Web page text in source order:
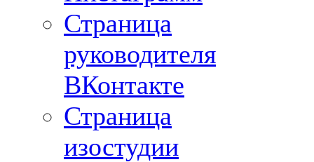
Страница
руководителя
ВКонтакте
Страница
изостудии